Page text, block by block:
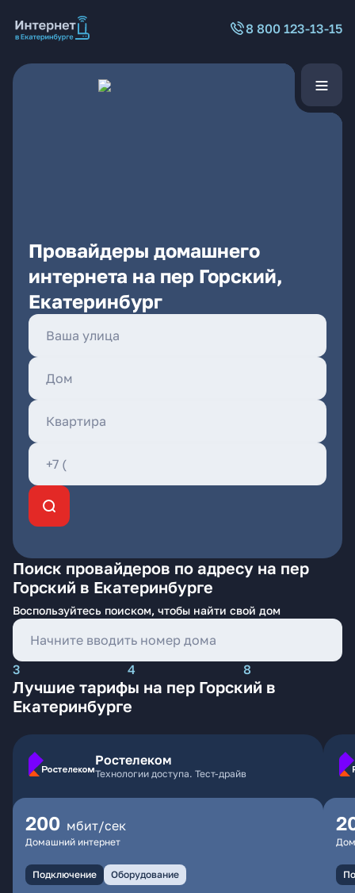
8 800 123-13-15
Провайдеры домашнего
интернета на пер Горский,
Екатеринбург
Поиск провайдеров по адресу на пер
Горский в Екатеринбурге
Воспользуйтесь поиском, чтобы найти свой дом
3 4 8
Лучшие тарифы на пер Горский в
Екатеринбурге
Ростелеком
Технологии доступа. Тест-драйв
200 мбит/сек
Домашний интернет
Подключение Оборудование